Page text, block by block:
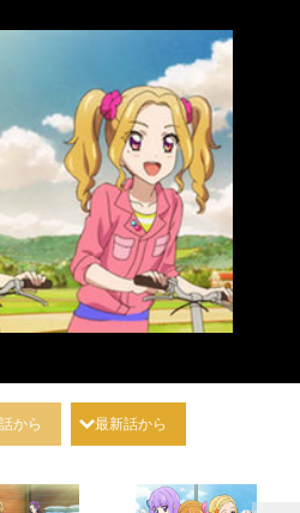
loading...
から 最新話から